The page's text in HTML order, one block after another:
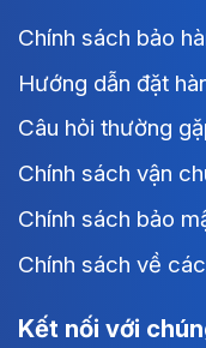
Chính sách bảo
Hướng dẫn đặt
Câu hỏi thường
Chính sách vận
Chính sách bảo
Chính sách về
Kết nối với